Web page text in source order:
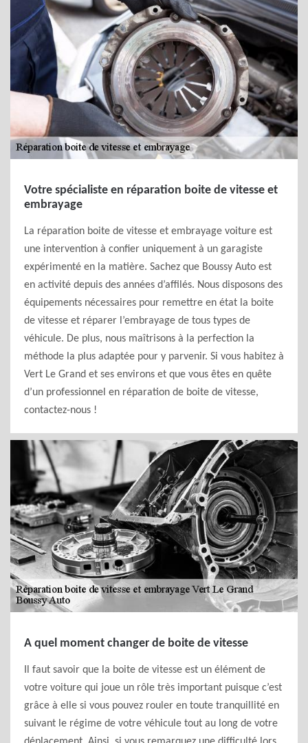
Votre spécialiste en réparation boite de vitesse et
embrayage
La réparation boite de vitesse et embrayage voiture est
une intervention à confier uniquement à un garagiste
expérimenté en la matière. Sachez que Boussy Auto est
en activité depuis des années d’affilés. Nous disposons des
équipements nécessaires pour remettre en état la boite
de vitesse et réparer l’embrayage de tous types de
véhicule. De plus, nous maîtrisons à la perfection la
méthode la plus adaptée pour y parvenir. Si vous habitez à
Vert Le Grand et ses environs et que vous êtes en quête
d’un professionnel en réparation de boite de vitesse,
contactez-nous !
A quel moment changer de boite de vitesse
Il faut savoir que la boite de vitesse est un élément de
votre voiture qui joue un rôle très important puisque c’est
grâce à elle si vous pouvez rouler en toute tranquillité en
suivant le régime de votre véhicule tout au long de votre